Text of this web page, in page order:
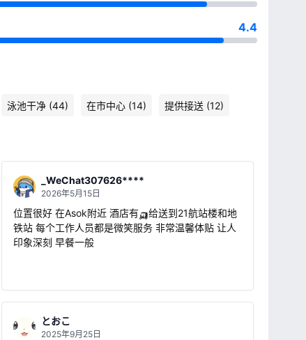
4.4
泳池干净 (44) 在市中心 (14) 提供接送 (12)
_WeChat307626****
2026年5月15日
位置很好 在Asok附近 酒店有🛺给送到21航站楼和地
铁站 每个工作人员都是微笑服务 非常温馨体贴 让人
印象深刻 早餐一般
とおこ
2025年9月25日